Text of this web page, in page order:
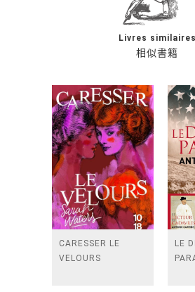
相似書籍
Livres similaires
CARESSER LE
VELOURS
LE